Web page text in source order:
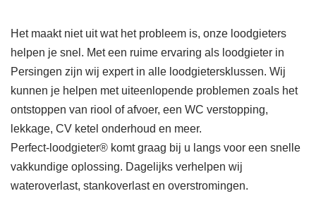
Het maakt niet uit wat het probleem is, onze loodgieters
helpen je snel. Met een ruime ervaring als loodgieter in
Persingen zijn wij expert in alle loodgietersklussen. Wij
kunnen je helpen met uiteenlopende problemen zoals het
ontstoppen van riool of afvoer, een WC verstopping,
lekkage, CV ketel onderhoud en meer.
Perfect-loodgieter® komt graag bij u langs voor een snelle
vakkundige oplossing. Dagelijks verhelpen wij
wateroverlast, stankoverlast en overstromingen.